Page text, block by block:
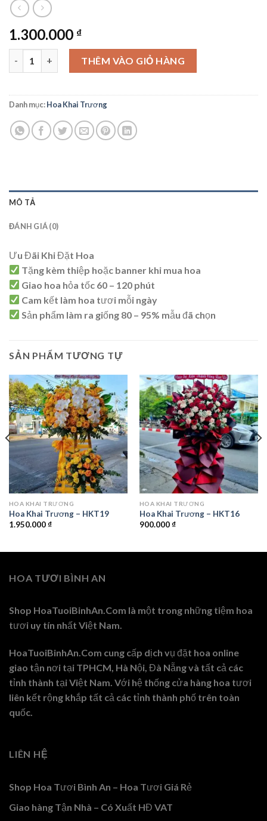
1.300.000 ₫
Hoa Khai Trương – HKT41 số lượng
THÊM VÀO GIỎ HÀNG
Danh mục:Hoa Khai Trương
MÔ TẢ
ĐÁNH GIÁ (0)
Ưu Đãi Khi Đặt Hoa
Tặng kèm thiệp hoặc banner khi mua hoa
Giao hoa hỏa tốc 60 – 120 phút
Cam kết làm hoa tươi mỗi ngày
Sản phẩm làm ra giống 80 – 95% mẫu đã chọn
SẢN PHẨM TƯƠNG TỰ
HOA KHAI TRƯƠNG
Hoa Khai Trương – HKT19
1.950.000₫
HOA KHAI TRƯƠNG
Hoa Khai Trương – HKT16
900.000₫
HOA TƯƠI BÌNH AN
Shop HoaTuoiBinhAn.Com là một trong những tiệm hoa
tươi uy tín nhất Việt Nam.
HoaTuoiBinhAn.Com cung cấp dịch vụ đặt hoa online
giao tận nơi tại TPHCM, Hà Nội, Đà Nẵng và tất cả các
tỉnh thành tại Việt Nam. Với hệ thống cửa hàng hoa tươi
liên kết rộng khắp tất cả các tỉnh thành phố trên toàn
quốc.
LIÊN HỆ
Shop Hoa Tươi Bình An – Hoa Tươi Giá Rẻ
Giao hàng Tận Nhà – Có Xuất HĐ VAT